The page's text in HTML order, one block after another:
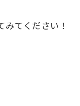
てください！